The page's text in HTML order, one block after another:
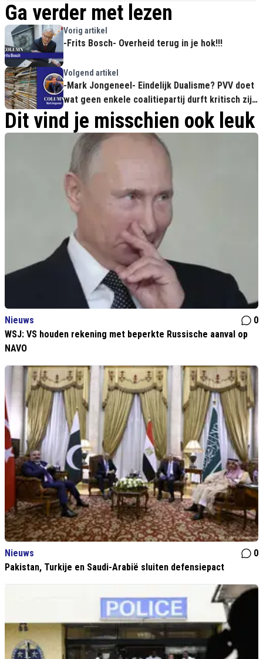
Ga verder met lezen
Vorig artikel
-Frits Bosch- Overheid terug in je hok!!!
Volgend artikel
-Mark Jongeneel- Eindelijk Dualisme? PVV doet
wat geen enkele coalitiepartij durft kritisch zijn
op hun eigen Kabinet
Dit vind je misschien ook leuk
Nieuws
0
WSJ: VS houden rekening met beperkte Russische aanval op
NAVO
Nieuws
0
Pakistan, Turkije en Saudi-Arabië sluiten defensiepact